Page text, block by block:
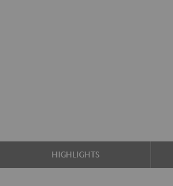
HIGHLIGHTS